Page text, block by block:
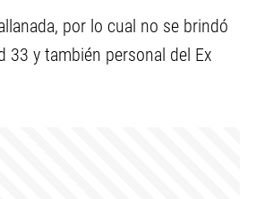
por lo cual no se brindó
33 y también personal del Ex